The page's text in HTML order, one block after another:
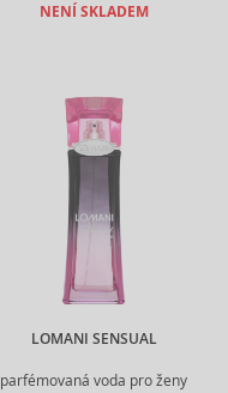
NENÍ SKLADEM
LOMANI SENSUAL
parfémovaná voda pro ženy